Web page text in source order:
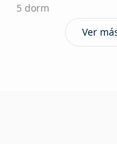
5 dorm
Ver